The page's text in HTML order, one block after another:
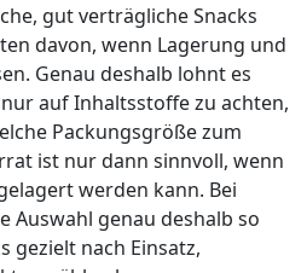
gut verträgliche Snacks
davon, wenn Lagerung und
Genau deshalb lohnt es
auf Inhaltsstoffe zu achten,
Packungsgröße zum
ist nur dann sinnvoll, wenn
werden kann. Bei
Auswahl genau deshalb so
gezielt nach Einsatz,